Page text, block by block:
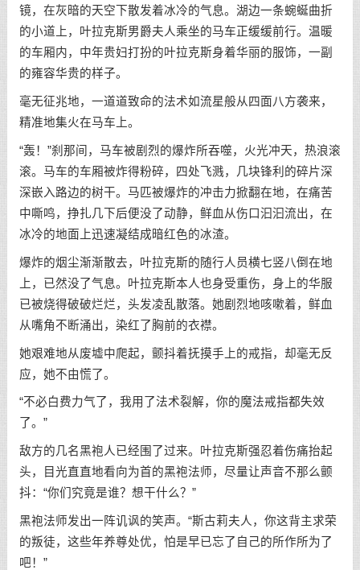
镜，在灰暗的天空下散发着冰冷的气息。湖边一条蜿蜒曲折
的小道上，叶拉克斯男爵夫人乘坐的马车正缓缓前行。温暖
的车厢内，中年贵妇打扮的叶拉克斯身着华丽的服饰，一副
的雍容华贵的样子。
毫无征兆地，一道道致命的法术如流星般从四面八方袭来，
精准地集火在马车上。
“轰！”刹那间，马车被剧烈的爆炸所吞噬，火光冲天，热浪滚
滚。马车的车厢被炸得粉碎，四处飞溅，几块锋利的碎片深
深嵌入路边的树干。马匹被爆炸的冲击力掀翻在地，在痛苦
中嘶鸣，挣扎几下后便没了动静，鲜血从伤口汩汩流出，在
冰冷的地面上迅速凝结成暗红色的冰渣。
爆炸的烟尘渐渐散去，叶拉克斯的随行人员横七竖八倒在地
上，已然没了气息。叶拉克斯本人也身受重伤，身上的华服
已被烧得破破烂烂，头发凌乱散落。她剧烈地咳嗽着，鲜血
从嘴角不断涌出，染红了胸前的衣襟。
她艰难地从废墟中爬起，颤抖着抚摸手上的戒指，却毫无反
应，她不由慌了。
“不必白费力气了，我用了法术裂解，你的魔法戒指都失效
了。”
敌方的几名黑袍人已经围了过来。叶拉克斯强忍着伤痛抬起
头，目光直直地看向为首的黑袍法师，尽量让声音不那么颤
抖：“你们究竟是谁？想干什么？”
黑袍法师发出一阵讥讽的笑声。“斯古莉夫人，你这背主求荣
的叛徒，这些年养尊处优，怕是早已忘了自己的所作所为了
吧！”